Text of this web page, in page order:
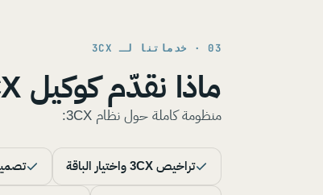
03 · خدماتنا لـ 3CX
ماذا نقدّم كوكيل 3CX؟
منظومة كاملة حول نظام 3CX:
تراخيص 3CX واختيار الباقة